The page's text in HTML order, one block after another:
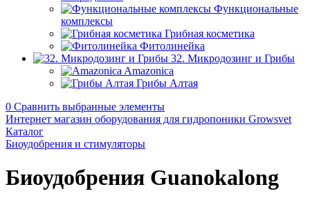
Функциональные
комплексы
Грибная косметика
Фитолинейка
32. Микродозинг и Грибы
Amazonica
Грибы Алтая
0 Сравнить выбранные элементы
Интернет магазин оборудования для гидропоники Growsvet
Каталог
Биоудобрения и стимуляторы
Биоудобрения Guanokalong